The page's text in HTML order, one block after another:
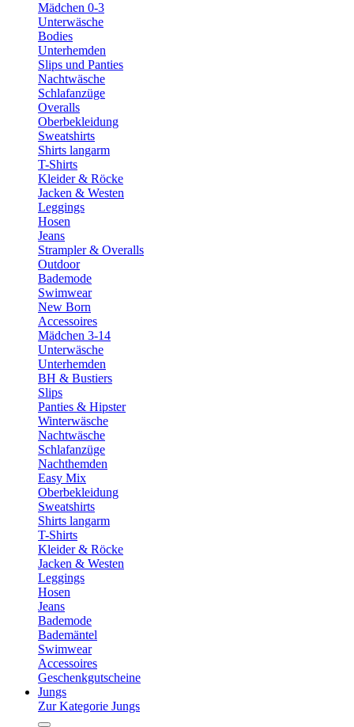
Mädchen 0-3
Unterwäsche
Bodies
Unterhemden
Slips und Panties
Nachtwäsche
Schlafanzüge
Overalls
Oberbekleidung
Sweatshirts
Shirts langarm
T-Shirts
Kleider & Röcke
Jacken & Westen
Leggings
Hosen
Jeans
Strampler & Overalls
Outdoor
Bademode
Swimwear
New Born
Accessoires
Mädchen 3-14
Unterwäsche
Unterhemden
BH & Bustiers
Slips
Panties & Hipster
Winterwäsche
Nachtwäsche
Schlafanzüge
Nachthemden
Easy Mix
Oberbekleidung
Sweatshirts
Shirts langarm
T-Shirts
Kleider & Röcke
Jacken & Westen
Leggings
Hosen
Jeans
Bademode
Bademäntel
Swimwear
Accessoires
Geschenkgutscheine
Jungs
Zur Kategorie Jungs